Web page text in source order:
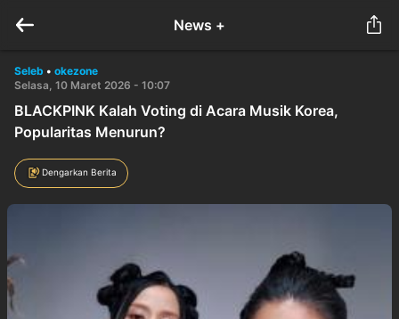
News +
Seleb • okezone
Selasa, 10 Maret 2026 - 10:07
BLACKPINK Kalah Voting di Acara Musik Korea,
Popularitas Menurun?
Dengarkan Berita